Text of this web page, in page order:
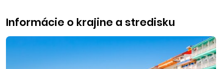
Informácie o krajine a stredisku